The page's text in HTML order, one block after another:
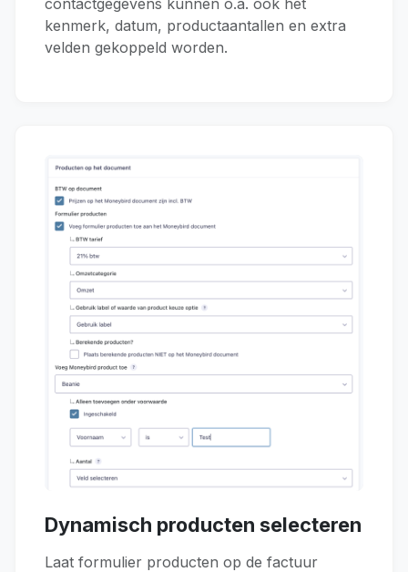
kenmerk, datum, productaantallen en extra
velden gekoppeld worden.
Dynamisch producten selecteren
Laat formulier producten op de factuur